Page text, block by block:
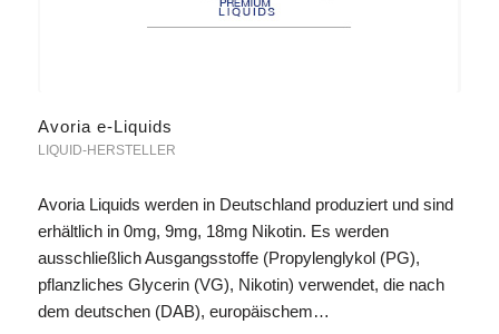
Avoria e-Liquids
LIQUID-HERSTELLER
Avoria Liquids werden in Deutschland produziert und sind
erhältlich in 0mg, 9mg, 18mg Nikotin. Es werden
ausschließlich Ausgangsstoffe (Propylenglykol (PG),
pflanzliches Glycerin (VG), Nikotin) verwendet, die nach
dem deutschen (DAB), europäischem…